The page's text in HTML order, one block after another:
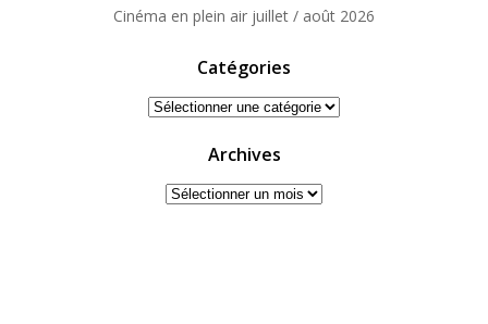
Cinéma en plein air juillet / août 2026
Catégories
Catégories
Archives
Archives